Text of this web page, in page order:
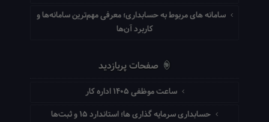
سامانه های مربوط به حسابداری؛ معرفی مهم‌ترین سامانه‌ها و
کاربرد آن‌ها
صفحات پربازدید
ساعت موظفی ۱۴۰۵ اداره کار
حسابداری سرمایه گذاری ها؛ استاندارد ۱۵ و ثبت‌ها